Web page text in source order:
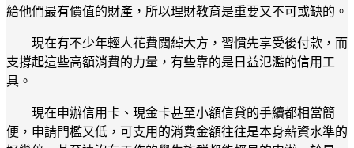
給他們最有價值的財產，所以理財教育是重要又不可或缺的。
現在有不少年輕人花費闊綽大方，習慣先享受後付款，而
支撐起這些高額消費的力量，有些靠的是日益氾濫的信用工
具。
現在申辦信用卡、現金卡甚至小額信貸的手續都相當簡
便，申請門檻又低，可支用的消費金額往往是本身薪資水準的